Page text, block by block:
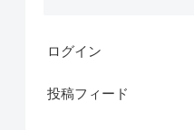
ログイン
投稿フィード